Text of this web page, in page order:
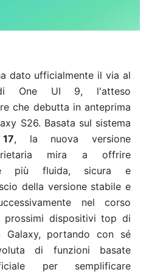
dato ufficialmente il via al
di One UI 9, l'atteso
che debutta in anteprima
S26. Basata sul sistema
, la nuova versione
mira a offrire
più fluida, sicura e
della versione stabile e
nel corso
dispositivi top di
Galaxy, portando con sé
di funzioni basate
per semplificare